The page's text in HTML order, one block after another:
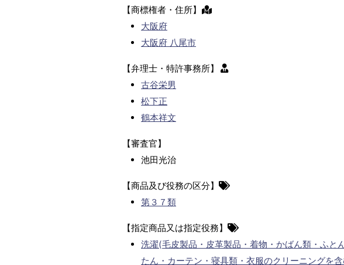
【商標権者・住所】
大阪府
大阪府 八尾市
【弁理士・特許事務所】
古谷栄男
松下正
鶴本祥文
【審査官】
池田光治
【商品及び役務の区分】
第３７類
【指定商品又は指定役務】
洗濯(毛皮製品・皮革製品・着物・かばん類・ふと
たん・カーテン・寝具類・衣服のクリーニングを